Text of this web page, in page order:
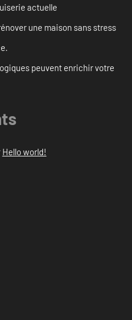
actuelle
une maison sans stress
peuvent enrichir votre
Hello world!